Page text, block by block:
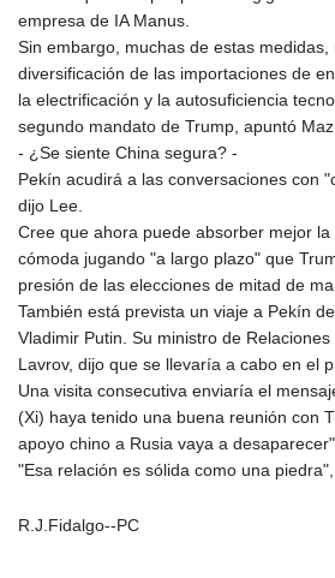
empresa de IA Manus.
Sin embargo, muchas de estas medidas,
diversificación de las importaciones de
la electrificación y la autosuficiencia
segundo mandato de Trump, apuntó
- ¿Se siente China segura? -
Pekín acudirá a las conversaciones con
dijo Lee.
Cree que ahora puede absorber mejor
cómoda jugando "a largo plazo" que
presión de las elecciones de mitad de
También está prevista un viaje a Pekín
Vladimir Putin. Su ministro de
Lavrov, dijo que se llevaría a cabo en el
Una visita consecutiva enviaría el
(Xi) haya tenido una buena reunión con
apoyo chino a Rusia vaya a
"Esa relación es sólida como una
R.J.Fidalgo--PC